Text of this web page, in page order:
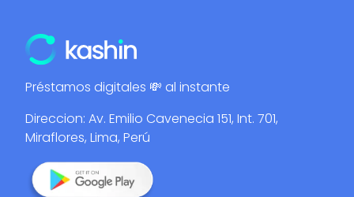
Préstamos digitales 💸 al instante
Direccion: Av. Emilio Cavenecia 151, Int. 701,
Miraflores, Lima, Perú